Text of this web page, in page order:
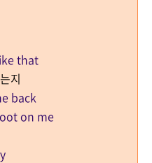
that
지
back
on me